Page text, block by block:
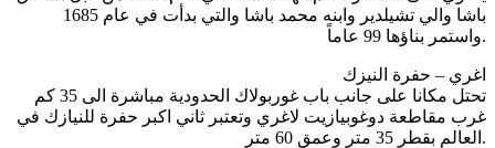
باشا والي تشيلدير وابنه محمد باشا والتي بدأت في عام 1685
واستمر بناؤها 99 عاماً.
اغري – حفرة النيزك
تحتل مكانا على جانب باب غوربولاك الحدودية مباشرة الى 35 كم
غرب مقاطعة دوغوبيازيت لاغري وتعتبر ثاني اكبر حفرة للنيازك في
العالم بقطر 35 متر وعمق 60 متر.